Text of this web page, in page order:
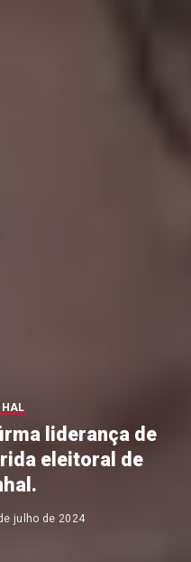
liderança de
eleitoral de
julho de 2024